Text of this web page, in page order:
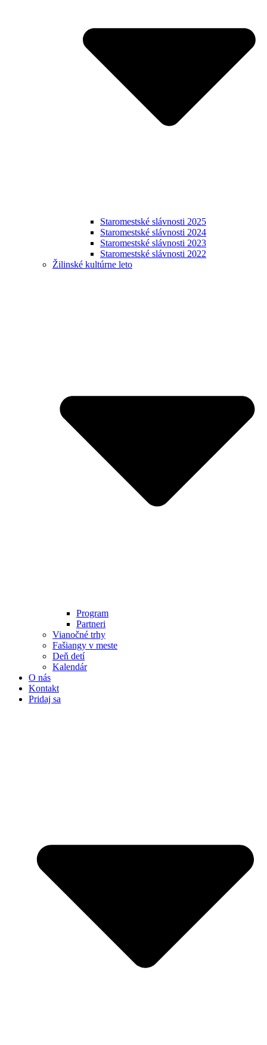
Staromestské slávnosti 2025
Staromestské slávnosti 2024
Staromestské slávnosti 2023
Staromestské slávnosti 2022
Žilinské kultúrne leto
Program
Partneri
Vianočné trhy
Fašiangy v meste
Deň detí
Kalendár
O nás
Kontakt
Pridaj sa